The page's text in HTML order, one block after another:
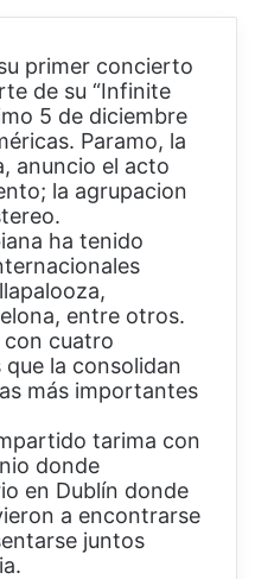
primer concierto
de su “Infinite
5 de diciembre
Paramo, la
anuncio el acto
la agrupacion
ha tenido
entre otros.
cuatro
la consolidan
más importantes
tarima con
donde
en Dublín donde
a encontrarse
juntos